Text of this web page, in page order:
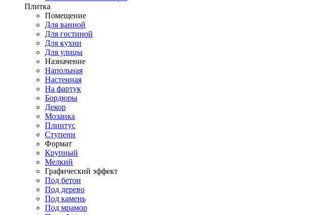
Плитка
Помещение
Для ванной
Для гостиной
Для кухни
Для улицы
Назначение
Напольная
Настенная
На фартук
Бордюры
Декор
Мозаика
Плинтус
Ступени
Формат
Крупный
Мелкий
Графический эффект
Под бетон
Под дерево
Под камень
Под мрамор